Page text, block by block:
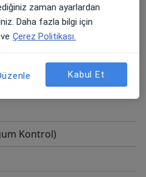
Hatching)
Kontrol)
zaman ayarlardan
Daha fazla bilgi için
ve Çerez Politikası.
Kabul Et